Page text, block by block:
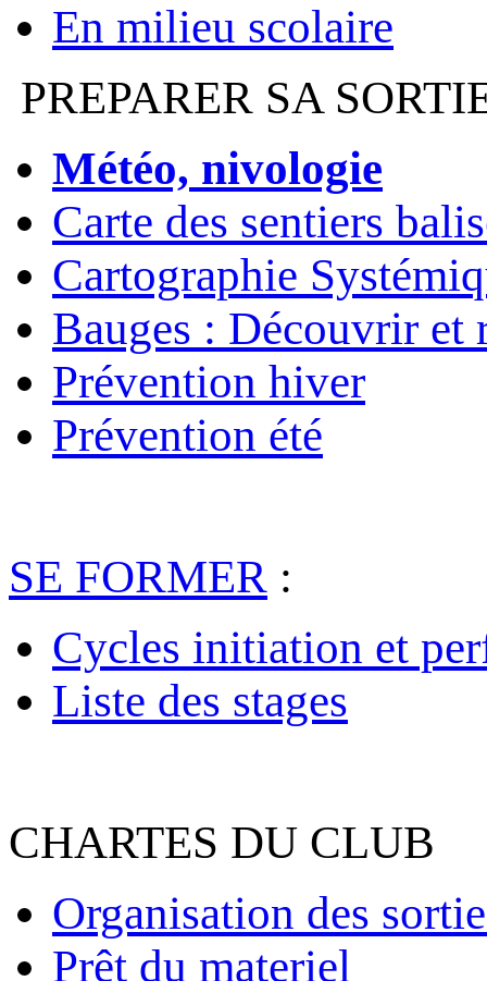
En milieu scolaire
PREPARER SA
Météo, nivologie
Carte des sentiers
Cartographie
Bauges : Découvrir et
Prévention hiver
Prévention été
SE FORMER :
Cycles initiation et
Liste des stages
CHARTES DU CLUB
Organisation des
Prêt du materiel